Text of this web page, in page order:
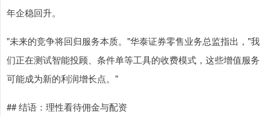
年企稳回升。
"未来的竞争将回归服务本质。"华泰证券零售业务总监指出，"我
们正在测试智能投顾、条件单等工具的收费模式，这些增值服务
可能成为新的利润增长点。"
## 结语：理性看待佣金与配资